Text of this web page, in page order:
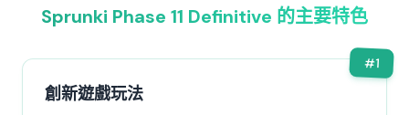
Sprunki Phase 11 Definitive 的主要特色
#1
創新遊戲玩法